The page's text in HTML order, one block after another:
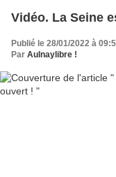
Vidéo. La Seine
Publié le 28/01/2022 à
Par Aulnaylibre !